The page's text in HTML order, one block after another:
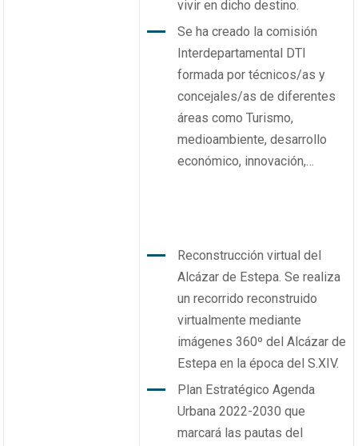
vivir en dicho destino.
Se ha creado la comisión
Interdepartamental DTI
formada por técnicos/as y
concejales/as de diferentes
áreas como Turismo,
medioambiente, desarrollo
económico, innovación,…
Reconstrucción virtual del
Alcázar de Estepa. Se realiza
un recorrido reconstruido
virtualmente mediante
imágenes 360º del Alcázar de
Estepa en la época del S.XIV.
Plan Estratégico Agenda
Urbana 2022-2030 que
marcará las pautas del